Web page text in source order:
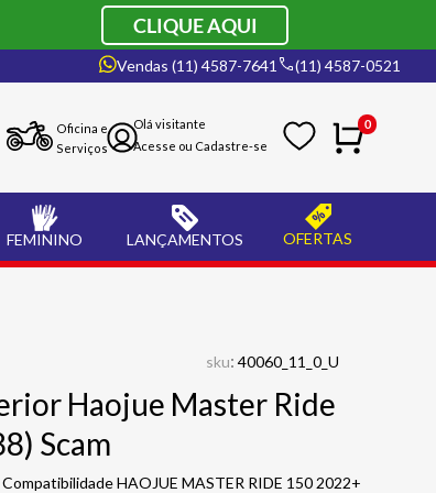
CLIQUE AQUI
Vendas (11) 4587-7641 (11) 4587-0521
Oficina e
Serviços
0
FEMININO LANÇAMENTOS OFERTAS
sku: 40060_11_0_U
Haojue Master Ride
Scam
HAOJUE MASTER RIDE 150 2022+